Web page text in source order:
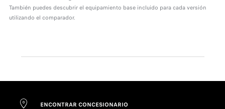
También puedes descubrir el equipamiento base incluido para cada versión
utilizando el comparador.
ENCONTRAR CONCESIONARIO